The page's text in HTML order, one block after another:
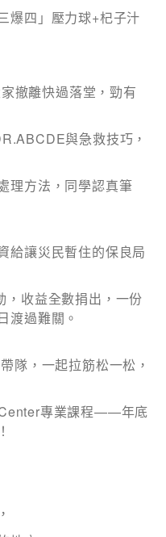
料將會用作市場推廣(包
爆四」壓力球+杞子汁
撤離快過落堂，勁有
與急救技巧，
理方法，同學認真筆
給讓災民暫住的保良局
收益全數捐出，一份
渡過難關。
隊，一起拉筋松一松，
專業課程——年底